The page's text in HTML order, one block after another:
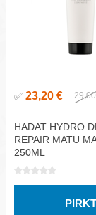
✅ 23,20 €
HADAT HYDRO
REPAIR MATU
250ML